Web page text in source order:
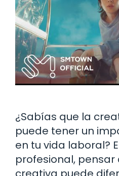
¿Sabías que la
puede tener un
en tu vida laboral?
profesional,